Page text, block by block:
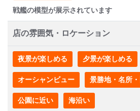
戦艦の模型が展示されています
店の雰囲気・ロケーション
夜景が楽しめる 夕景が楽しめる
オーシャンビュー 景勝地・名所
公園に近い 海沿い